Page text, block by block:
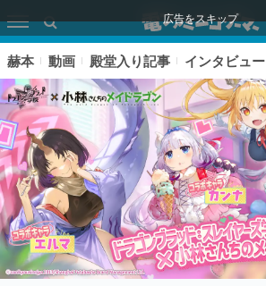
広告をスキップ
赫本 動画 殿堂入り記事 インタビュー